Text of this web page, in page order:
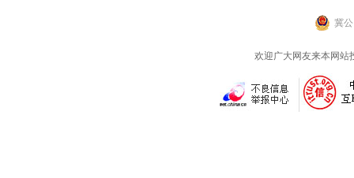
冀公
欢迎广大网友来本网站